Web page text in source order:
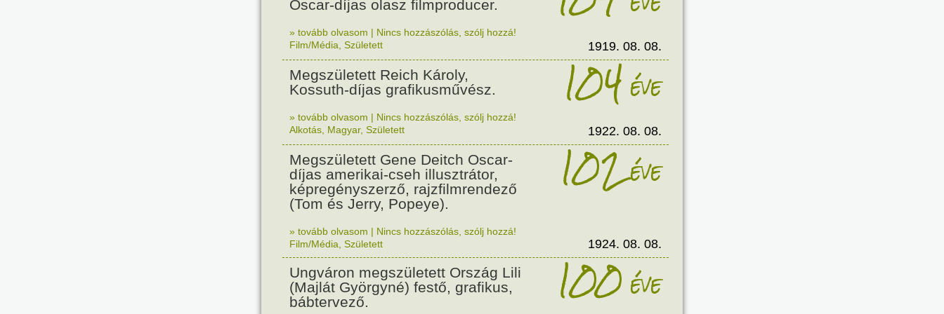
Oscar-díjas olasz filmproducer.
» tovább olvasom | Nincs hozzászólás, szólj hozzá!
Film/Média Született 1919. 08. 08.
Megszületett Reich Károly,
Kossuth-díjas grafikusművész.
104éve
» tovább olvasom | Nincs hozzászólás, szólj hozzá!
Alkotás Magyar, Született 1922. 08. 08.
Megszületett Gene Deitch Oscar-
díjas amerikai-cseh illusztrátor,
képregényszerző, rajzfilmrendező
(Tom és Jerry, Popeye).
102éve
» tovább olvasom | Nincs hozzászólás, szólj hozzá!
Film/Média Született 1924. 08. 08.
Ungváron megszületett Ország Lili
(Majlát Györgyné) festő, grafikus,
bábtervező.
100éve